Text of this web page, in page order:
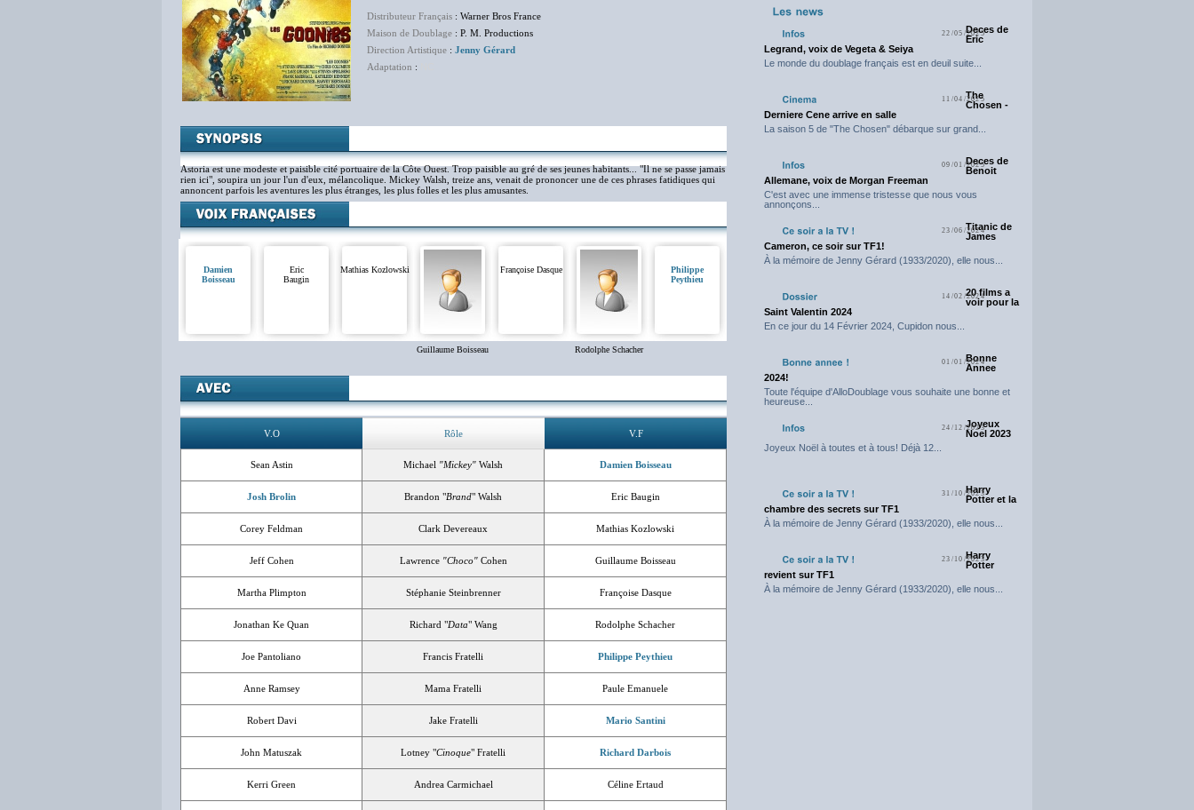
Distributeur Français : Warner Bros France
Maison de Doublage : P. M. Productions
Direction Artistique : Jenny Gérard
Adaptation :
Astoria est une modeste et paisible cité portuaire de la Côte Ouest. Trop paisible au gré de ses jeunes habitants... "Il ne se passe jamais
rien ici", soupira un jour l'un d'eux, mélancolique. Mickey Walsh, treize ans, venait de prononcer une de ces phrases fatidiques qui
annoncent parfois les aventures les plus étranges, les plus folles et les plus amusantes.
Damien
Boisseau
Eric
Baugin
Mathias Kozlowski
Guillaume Boisseau
Françoise Dasque
Rodolphe Schacher
Philippe
Peythieu
V.O Rôle V.F
Sean Astin Michael "Mickey" Walsh Damien Boisseau
Josh Brolin Brandon "Brand" Walsh Eric Baugin
Corey Feldman Clark Devereaux Mathias Kozlowski
Jeff Cohen Lawrence "Choco"Cohen Guillaume Boisseau
Martha Plimpton Stéphanie Steinbrenner Françoise Dasque
Jonathan Ke Quan Richard "Data" Wang Rodolphe Schacher
Joe Pantoliano Francis Fratelli Philippe Peythieu
Anne Ramsey Mama Fratelli Paule Emanuele
Robert Davi Jake Fratelli Mario Santini
John Matuszak Lotney "Cinoque" Fratelli Richard Darbois
Kerri Green Andrea Carmichael Céline Ertaud
22/05/2025Deces de
Eric
Legrand, voix de Vegeta & Seiya
Le monde du doublage français est en deuil suite...
11/04/2025
The
Chosen -
Derniere Cene arrive en salle
La saison 5 de "The Chosen" débarque sur grand...
09/01/2025Deces de
Benoit
Allemane, voix de Morgan Freeman
C'est avec une immense tristesse que nous vous
annonçons...
23/06/2024Titanic de
James
Cameron, ce soir sur TF1!
À la mémoire de Jenny Gérard (1933/2020), elle nous...
14/02/202420 films a
voir pour la
Saint Valentin 2024
En ce jour du 14 Février 2024, Cupidon nous...
01/01/2024
Bonne
Annee
2024!
Toute l'équipe d'AlloDoublage vous souhaite une bonne et
heureuse...
24/12/2023
Joyeux
Noel 2023
Joyeux Noël à toutes et à tous! Déjà 12...
31/10/2023
Harry
Potter et la
chambre des secrets sur TF1
À la mémoire de Jenny Gérard (1933/2020), elle nous...
23/10/2023
Harry
Potter
revient sur TF1
À la mémoire de Jenny Gérard (1933/2020), elle nous...